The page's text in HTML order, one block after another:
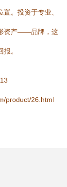
。投资于专业、
资产——品牌，这
。
product/26.html